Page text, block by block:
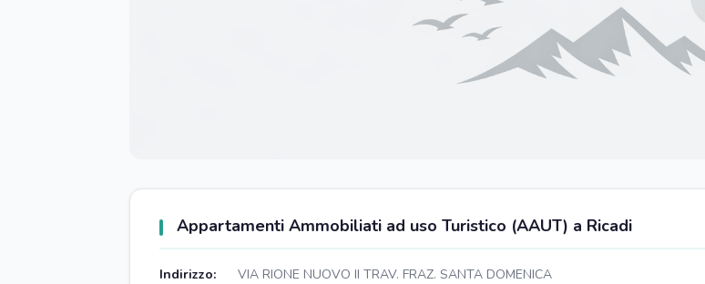
Appartamenti Ammobiliati ad uso Turistico (AAUT) a Ricadi
Indirizzo:
VIA RIONE NUOVO II TRAV. FRAZ. SANTA DOMENICA